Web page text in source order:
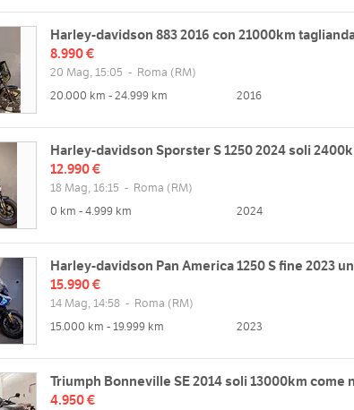
Harley-davidson 883 2016 con 21000km
8.990 €
20 Mag, 15:05 - Roma (RM)
20.000 km - 24.999 km
2016
Harley-davidson Sporster S 1250 2024 soli
12.990 €
18 Mag, 16:15 - Roma (RM)
0 km - 4.999 km
2024
Harley-davidson Pan America 1250 S fine 2023
15.990 €
14 Mag, 14:58 - Roma (RM)
15.000 km - 19.999 km
2023
Triumph Bonneville SE 2014 soli 13000km come
4.950 €